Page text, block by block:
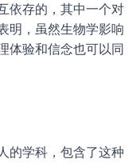
依存的，其中一个对
明，虽然生物学影响
体验和信念也可以同
的学科，包含了这种